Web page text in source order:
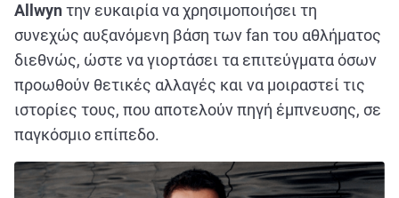
Allwynτην ευκαιρία να χρησιμοποιήσει τη
συνεχώς αυξανόμενη βάση των fan του αθλήματος
διεθνώς, ώστε να γιορτάσει τα επιτεύγματα όσων
προωθούν θετικές αλλαγές και να μοιραστεί τις
ιστορίες τους, που αποτελούν πηγή έμπνευσης, σε
παγκόσμιο επίπεδο.